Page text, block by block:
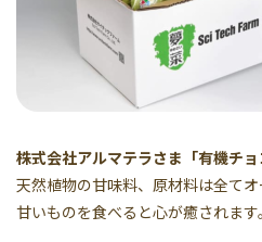
株式会社アルマテラさま「有機チョ
天然植物の甘味料、原材料は全てオ
甘いものを食べると心が癒されます。